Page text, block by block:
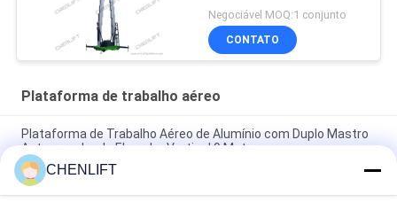
Negociável MOQ:1 conjunto
CONTATO
Plataforma de trabalho aéreo
Plataforma de Trabalho Aéreo de Alumínio com Duplo Mastro
Autopropulsada Elevador Vertical 9 Metros
Plataforma de Trabalho Aéreo de 10 Metros de Altura com
Duplo Mastro e Mesa de Elevação Vertical Hidráulica
CHENLIFT